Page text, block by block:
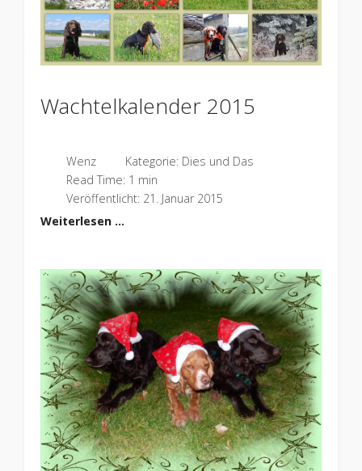
Wachtelkalender 2015
Wenz Kategorie: Dies und Das
Read Time: 1 min
Veröffentlicht: 21. Januar 2015
Weiterlesen …